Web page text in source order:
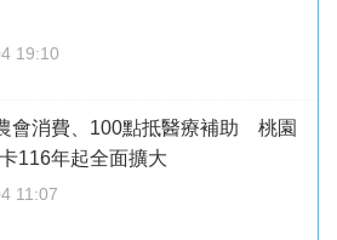
19:10
會消費、100點抵醫療補助 桃園
116年起全面擴大
11:07